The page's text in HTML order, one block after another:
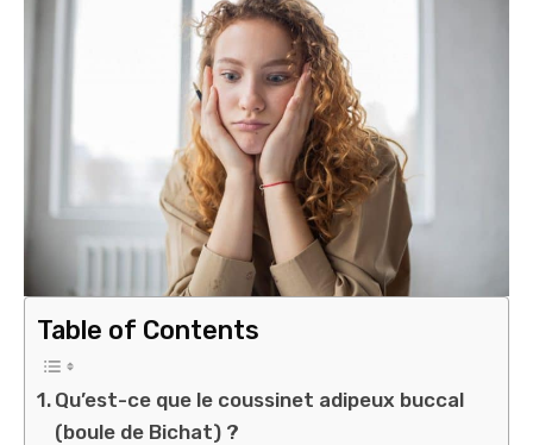
Table of Contents
Qu’est-ce que le coussinet adipeux buccal
(boule de Bichat) ?